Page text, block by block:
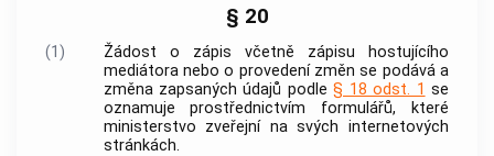
§ 20
(1)
Žádost o zápis včetně zápisu hostujícího
mediátora nebo o provedení změn se podává a
změna zapsaných údajů podle§ 18 odst. 1 se
oznamuje prostřednictvím formulářů, které
ministerstvo zveřejní na svých internetových
stránkách.